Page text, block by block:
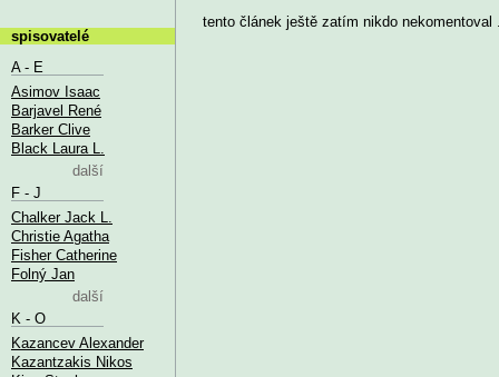
tento článek ještě zatím nikdo nekomentoval
spisovatelé
A - E
Asimov Isaac
Barjavel René
Barker Clive
Black Laura L.
další
F - J
Chalker Jack L.
Christie Agatha
Fisher Catherine
Folný Jan
další
K - O
Kazancev Alexander
Kazantzakis Nikos